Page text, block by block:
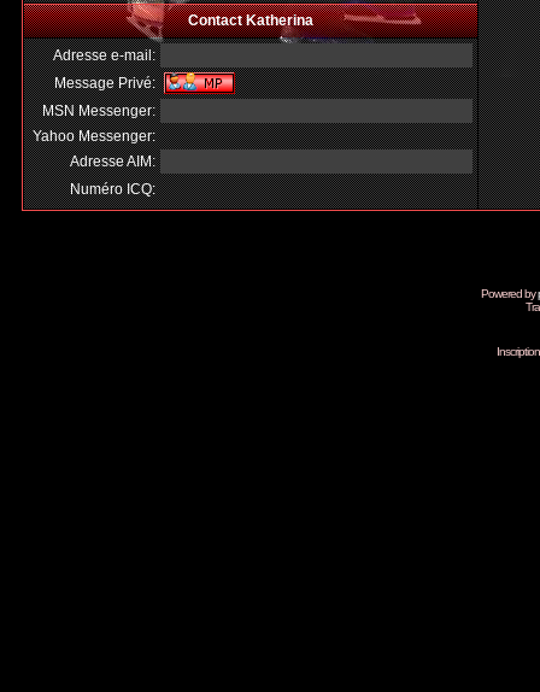
Contact Katherina
Adresse e-mail:
Message Privé:
MSN Messenger:
Yahoo Messenger:
Adresse AIM:
Numéro ICQ:
Powered by